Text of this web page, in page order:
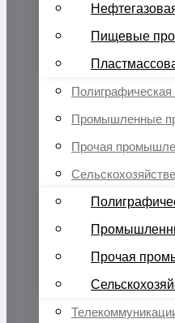
Пищевые
Промышленные
Прочая
Прочая